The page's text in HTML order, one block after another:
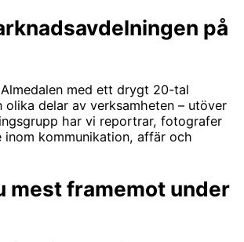
på
med ett drygt 20-tal
olika delar av verksamheten – utöver
har vi reportrar, fotografer
inom kommunikation, affär och
mest framemot under